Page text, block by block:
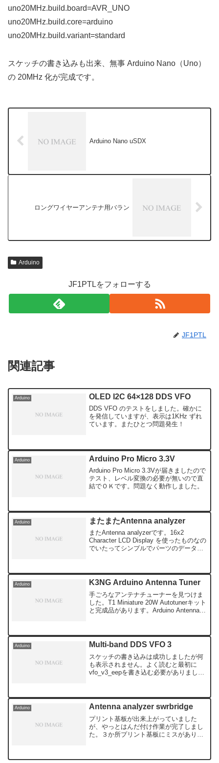
uno20MHz.build.board=AVR_UNO
uno20MHz.build.core=arduino
uno20MHz.build.variant=standard
スケッチの書き込みも出来、無事 Arduino Nano（Uno）
の 20MHz 化が完成です。
Arduino Nano uSDX
ロングワイヤーアンテナ用バラン
Arduino
JF1PTLをフォローする
JF1PTL
関連記事
Arduino OLED I2C 64×128 DDS VFO
DDS VFO のテストをしました。確かに
を発信していますが、表示は1KHz ずれ
ています。またひとつ問題発生！
Arduino Arduino Pro Micro 3.3V
Arduino Pro Micro 3.3Vが届きましたので
テスト、レベル変換の必要が無いので直
結でＯＫです。問題なく動作しました。
Arduino またまたAntenna analyzer
またAntenna analyzerです。16x2
Character LCD Display を使ったものなの
でいたってシンプルでパーツのデータま
Arduino K3NG Arduino Antenna Tuner
手ごろなアンテナチューナーを見つけま
した。T1 Miniature 20W Autotunerキット
と完成品があります。Arduino Antenna
Arduino Multi-band DDS VFO 3
スケッチの書き込みは成功しましたが何
も表示されません。よく読むと最初に
vfo_v3_eepを書き込む必要がありまし
ないので抵抗で対応です。次は回路図を
見ながら進めてい...
Arduino Antenna analyzer swrbridge
プリント基板が出来上がっていました
が、やっとはんだ付け作業が完了しまし
た。３か所プリント基板にミスがありま
ブレッドボードに接続してテスト、でも